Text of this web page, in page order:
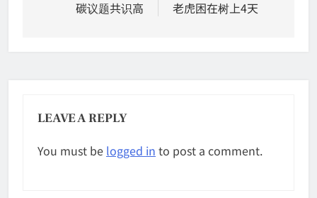
碳议题共识高
老虎困在树上4天
LEAVE A REPLY
You must be logged in to post a comment.